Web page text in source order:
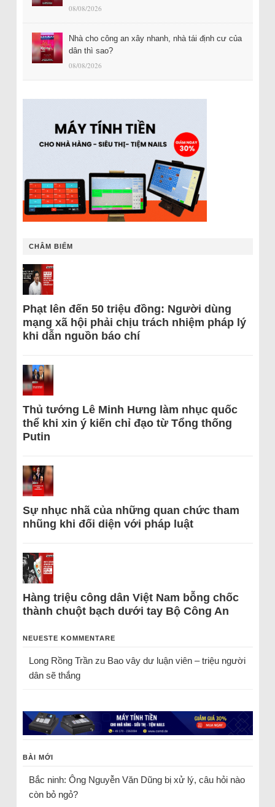
08/08/2026
Nhà cho công an xây nhanh, nhà tái định cư của
dân thì sao?
08/08/2026
CHÂM BIẾM
Phạt lên đến 50 triệu đồng: Người dùng
mạng xã hội phải chịu trách nhiệm pháp lý
khi dẫn nguồn báo chí
Thủ tướng Lê Minh Hưng làm nhục quốc
thể khi xin ý kiến chỉ đạo từ Tổng thống
Putin
Sự nhục nhã của những quan chức tham
nhũng khi đối diện với pháp luật
Hàng triệu công dân Việt Nam bỗng chốc
thành chuột bạch dưới tay Bộ Công An
NEUESTE KOMMENTARE
Long Rồng Trầnzu Bao vây dư luận viên – triệu người
dân sẽ thắng
BÀI MỚI
Bắc ninh: Ông Nguyễn Văn Dũng bị xử lý, câu hỏi nào
còn bỏ ngỏ?